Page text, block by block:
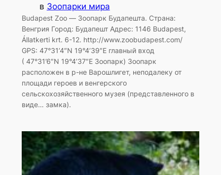
в Зоопарки мира
Budapest Zoo — Зоопарк Будапешта. Страна:
Венгрия Город: Будапешт Адрес: 1146 Budapest,
Állatkerti krt. 6-12. http://www.zoobudapest.com/
GPS: 47°31’4″N 19°4’39″E главный вход
( 47°31’6″N 19°4’37″E Зоопарк) Зоопарк
расположен в р-не Варошлигет, неподалеку от
площади героев и венгерского
сельскохозяйственного музея (представленного в
виде… замка).